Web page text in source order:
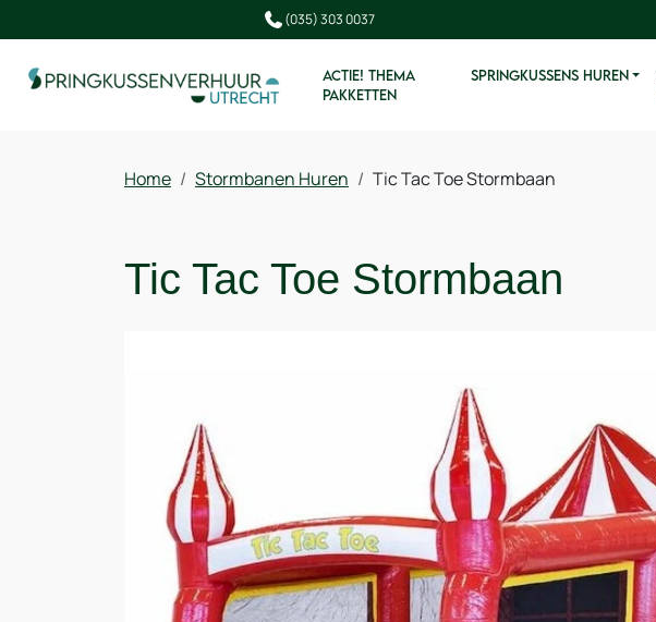
(035) 303 0037
ACTIE! THEMA
PAKKETTEN
SPRINGKUSSENS HUREN
Home Stormbanen Huren Tic Tac Toe Stormbaan
Tic Tac Toe Stormbaan